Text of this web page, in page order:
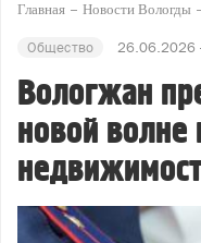
Главная Новости Вологды
Общество 26.06.2026
Вологжан
новой волне